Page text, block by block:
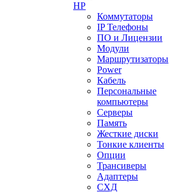
HP
Коммутаторы
IP Телефоны
ПО и Лицензии
Модули
Маршрутизаторы
Power
Кабель
Персональные
компьютеры
Серверы
Память
Жесткие диски
Тонкие клиенты
Опции
Трансиверы
Адаптеры
СХД